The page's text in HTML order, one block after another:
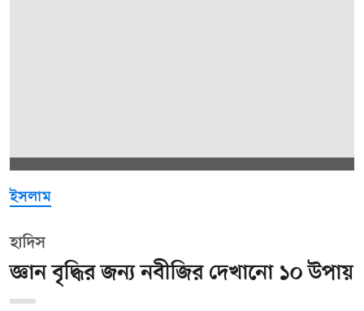
ইসলাম
হাদিস
জ্ঞান বৃদ্ধির জন্য নবীজির দেখানো ১০ উপায়